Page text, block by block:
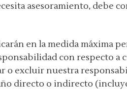
asesoramiento, debe
en la medida máxima
con respecto a
o excluir nuestra
directo o indirecto